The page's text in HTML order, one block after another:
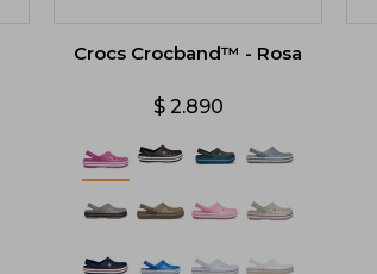
Crocs Crocband™ - Rosa
$ 2.890